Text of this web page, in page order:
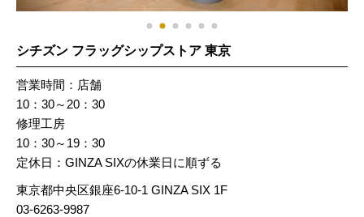
シチズン フラッグシップストア 東京
営業時間：店舗
10：30～20：30
修理工房
10：30～19：30
定休日：GINZA SIXの休業日に順ずる
東京都中央区銀座6-10-1 GINZA SIX 1F
03-6263-9987